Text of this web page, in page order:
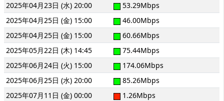
2025年04月23日 (水) 20:00
53.29Mbps
2025年04月25日 (金) 15:00
46.00Mbps
2025年04月25日 (金) 15:00
60.66Mbps
2025年05月22日 (木) 14:45
75.44Mbps
2025年06月24日 (火) 15:00
174.06Mbps
2025年06月25日 (水) 20:00
85.26Mbps
2025年07月11日 (金) 00:00
1.26Mbps